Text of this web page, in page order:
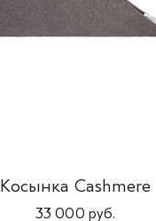
Косынка Cashmere
33 000 руб.